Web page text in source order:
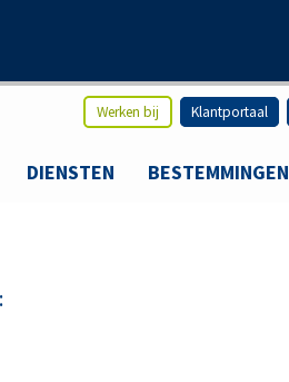
Werken bij Klantportaal
DIENSTEN BESTEMMINGEN